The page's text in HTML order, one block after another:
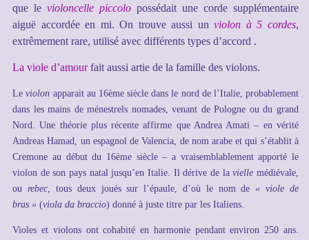
que le violoncelle piccolo possédait une corde supplémentaire
aiguë accordée en mi. On trouve aussi un violon à 5 cordes,
extrêmement rare, utilisé avec différents types d’accord .
La viole d’amour fait aussi artie de la famille des violons.
Le violon apparait au 16ème siècle dans le nord de l’Italie, probablement
dans les mains de ménestrels nomades, venant de Pologne ou du grand
Nord. Une théorie plus récente affirme que Andrea Amati – en vérité
Andreas Hamad, un espagnol de Valencia, de nom arabe et qui s’établit à
Cremone au début du 16ème siècle – a vraisemblablement apporté le
violon de son pays natal jusqu’en Italie. Il dérive de la vielle médiévale,
ou rebec, tous deux joués sur l’épaule, d’où le nom de « viole de
bras » (viola da braccio) donné à juste titre par les Italiens.
Violes et violons ont cohabité en harmonie pendant environ 250 ans.